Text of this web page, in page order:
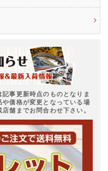
事更新時点のものとなりま
価格が変更となっている場
舗までお問合わせ下さい。